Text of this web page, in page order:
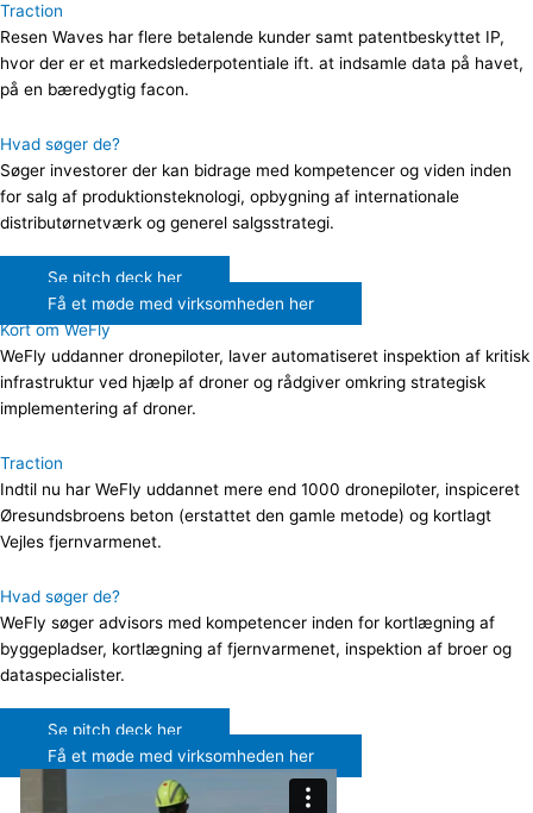
Traction
Resen Waves har flere betalende kunder samt patentbeskyttet IP,
hvor der er et markedslederpotentiale ift. at indsamle data på havet,
på en bæredygtig facon.
Hvad søger de?
Søger investorer der kan bidrage med kompetencer og viden inden
for salg af produktionsteknologi, opbygning af internationale
distributørnetværk og generel salgsstrategi.
Se pitch deck her
Få et møde med virksomheden her
Kort om WeFly
WeFly uddanner dronepiloter, laver automatiseret inspektion af kritisk
infrastruktur ved hjælp af droner og rådgiver omkring strategisk
implementering af droner.
Traction
Indtil nu har WeFly uddannet mere end 1000 dronepiloter, inspiceret
Øresundsbroens beton (erstattet den gamle metode) og kortlagt
Vejles fjernvarmenet.
Hvad søger de?
WeFly søger advisors med kompetencer inden for kortlægning af
byggepladser, kortlægning af fjernvarmenet, inspektion af broer og
dataspecialister.
Se pitch deck her
Få et møde med virksomheden her